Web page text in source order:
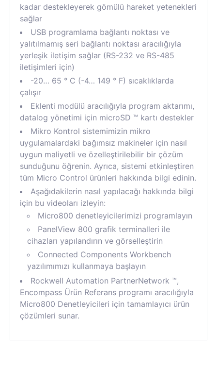
kadar destekleyerek gömülü hareket yetenekleri
sağlar
USB programlama bağlantı noktası ve
yalıtılmamış seri bağlantı noktası aracılığıyla
yerleşik iletişim sağlar (RS-232 ve RS-485
iletişimleri için)
-20… 65 ° C (-4… 149 ° F) sıcaklıklarda
çalışır
Eklenti modülü aracılığıyla program aktarımı,
datalog yönetimi için microSD ™ kartı destekler
Mikro Kontrol sistemimizin mikro
uygulamalardaki bağımsız makineler için nasıl
uygun maliyetli ve özelleştirilebilir bir çözüm
sunduğunu öğrenin. Ayrıca, sistemi etkinleştiren
tüm Micro Control ürünleri hakkında bilgi edinin.
Aşağıdakilerin nasıl yapılacağı hakkında bilgi
için bu videoları izleyin:
Micro800 denetleyicilerimizi programlayın
PanelView 800 grafik terminalleri ile
cihazları yapılandırın ve görselleştirin
Connected Components Workbench
yazılımımızı kullanmaya başlayın
Rockwell Automation PartnerNetwork ™,
Encompass Ürün Referans programı aracılığıyla
Micro800 Denetleyicileri için tamamlayıcı ürün
çözümleri sunar.